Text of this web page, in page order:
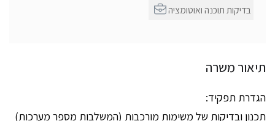
תיאור משרה
הגדרת תפקיד:
תכנון ובדיקות של משימות מורכבות (המשלבות מספר מערכות)